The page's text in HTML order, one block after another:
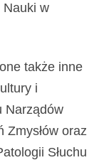
Nauki w
także inne
i
Narządów
Zmysłów oraz
Słuchu